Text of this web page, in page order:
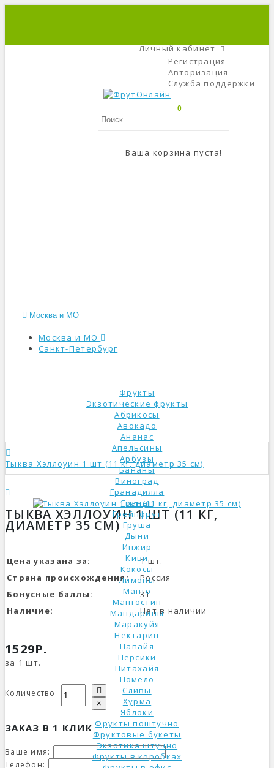
Личный кабинет
Регистрация
Авторизация
Служба поддержки
0
Ваша корзина пуста!
Москва и МО
Москва и МО
Санкт-Петербург
Фрукты
Экзотические фрукты
Абрикосы
Авокадо
Ананас
Апельсины
Арбузы
Бананы
Виноград
Гранадилла
Гранат
Грейпфрут
Груша
Дыни
Инжир
Киви
Кокосы
Лимоны
Манго
Мангостин
Мандарины
Маракуйя
Нектарин
Папайя
Персики
Питахайя
Помело
Сливы
Хурма
Яблоки
Фрукты поштучно
Фруктовые букеты
Экзотика штучно
Фрукты в коробках
Тыква Хэллоуин 1 шт (11 кг, диаметр 35 см)
ТЫКВА ХЭЛЛОУИН 1 ШТ (11 КГ,
ДИАМЕТР 35 СМ)
Цена указана за:
1 шт.
Страна происхождения:
Россия
Бонусные баллы:
31
Наличие:
Нет в наличии
1529Р.
за 1 шт.
Количество
×
ЗАКАЗ В 1 КЛИК
Ваше имя:
Телефон: